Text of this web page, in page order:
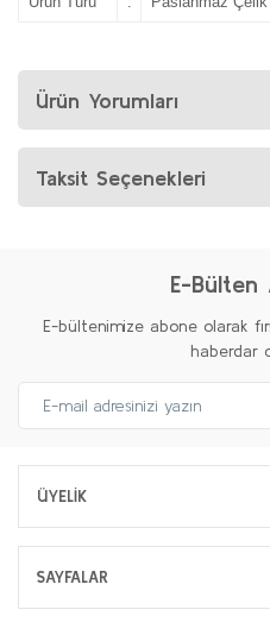
Ürün Yorumları
Taksit Seçenekleri
E-Bülten
E-bültenimize abone olarak
haberdar
ÜYELİK
SAYFALAR